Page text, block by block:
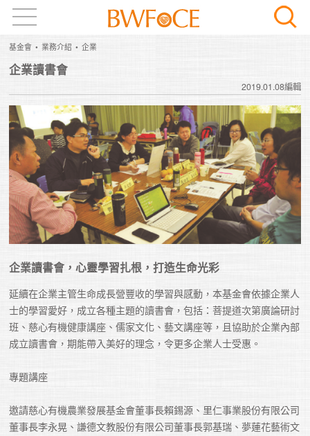
基金會 業務介紹 企業
企業讀書會
2019.01.08編輯
企業讀書會，心靈學習扎根，打造生命光彩
延續在企業主管生命成長營豐收的學習與感動，本基金會依據企業人
士的學習愛好，成立各種主題的讀書會，包括：菩提道次第廣論研討
班、慈心有機健康講座、儒家文化、藝文講座等，且協助於企業內部
成立讀書會，期能帶入美好的理念，令更多企業人士受惠。
專題講座
邀請慈心有機農業發展基金會董事長賴錫源、里仁事業股份有限公司
董事長李永晃、謙德文教股份有限公司董事長郭基瑞、夢蓮花藝術文